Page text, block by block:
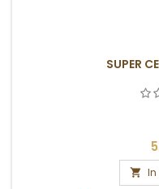
SUPER
 In